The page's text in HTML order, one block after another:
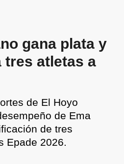
gana plata y
tres atletas a
de El Hoyo
de Ema
de tres
Epade 2026.